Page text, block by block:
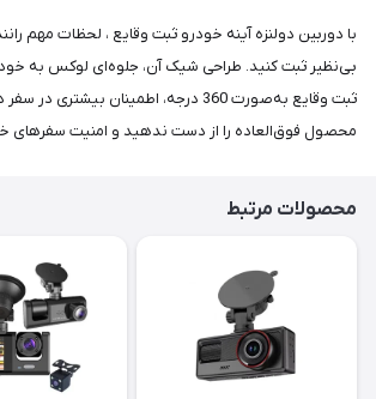
با دوربین دو‌لنزه آینه خودرو ثبت وقایع ، لحظات مهم
بی‌نظیر ثبت کنید. طراحی شیک آن، جلوه‌ای لوکس به
ثبت وقایع به‌صورت 360 درجه، اطمینان
محصول فوق‌العاده را از دست ندهید و امنیت سفرهای
محصولات مرتبط